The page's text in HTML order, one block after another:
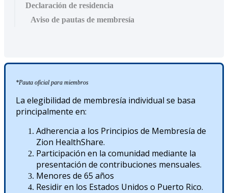
Declaración de residencia
Aviso de pautas de membresía
*Pauta oficial para miembros
La elegibilidad de membresía individual se basa
principalmente en:
Adherencia a los Principios de Membresía de
Zion HealthShare.
Participación en la comunidad mediante la
presentación de contribuciones mensuales.
Menores de 65 años
Residir en los Estados Unidos o Puerto Rico.